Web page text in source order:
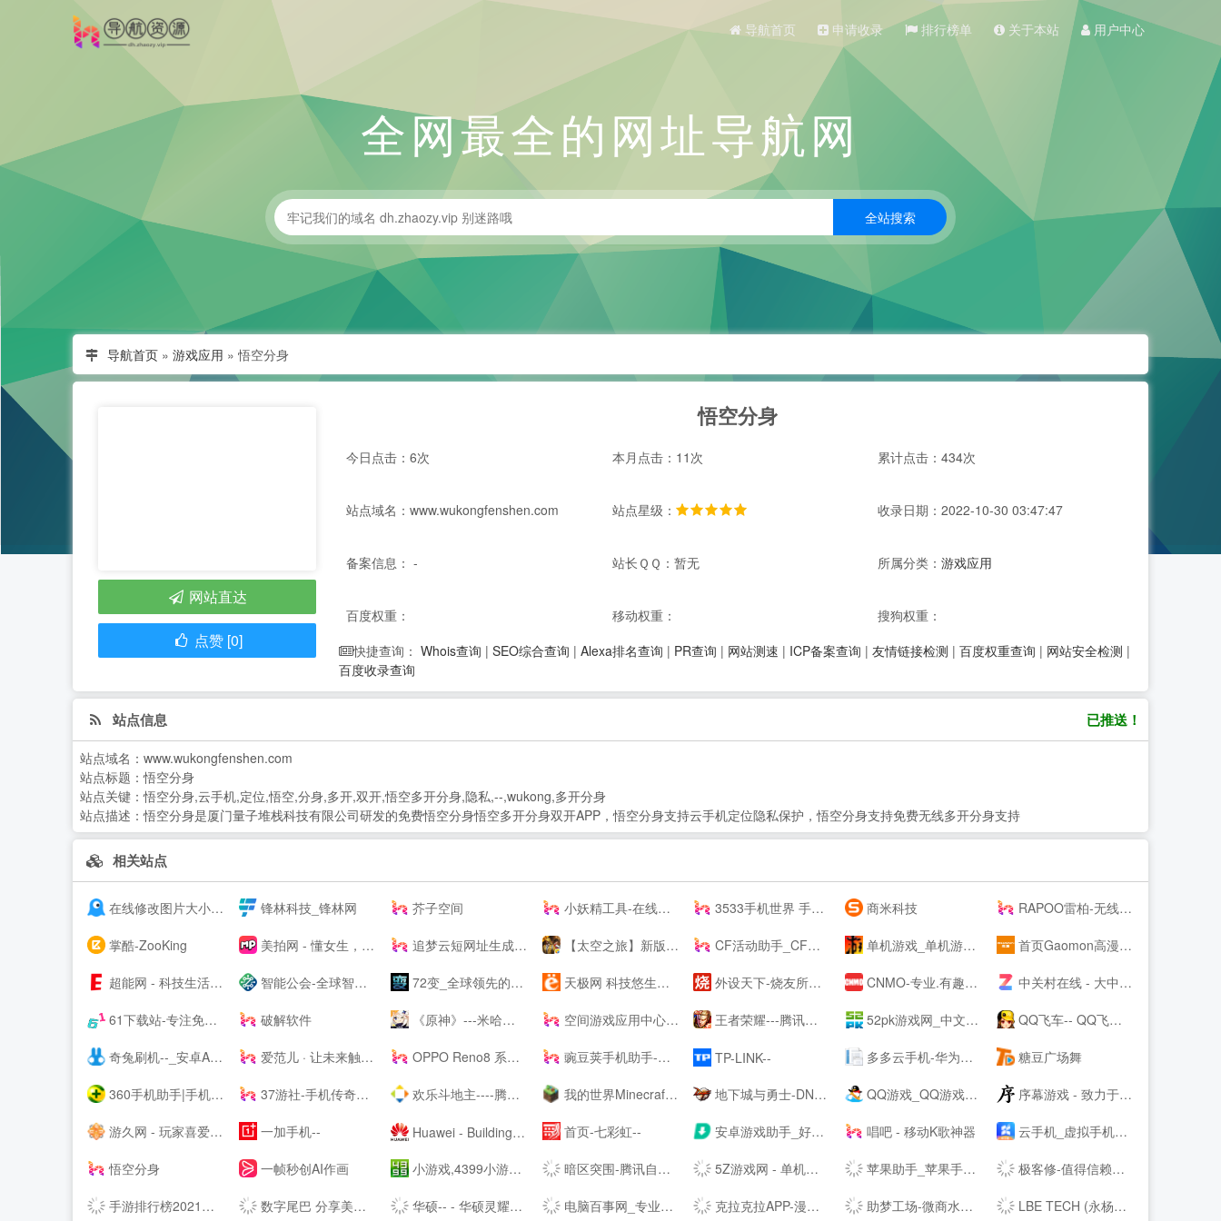
导航首页 申请收录 排行榜单 关于本站 用户中心
全网最全的网址导航网
导航首页 » 游戏应用 » 悟空分身
悟空分身
今日点击：6次 本月点击：11次 累计点击：434次
站点域名：www.wukongfenshen.com 站点星级： 收录日期：2022-10-30 03:47:47
备案信息： - 站长ＱＱ：暂无 所属分类：游戏应用
百度权重： 移动权重： 搜狗权重：
快捷查询： Whois查询 | SEO综合查询 | Alexa排名查询 | PR查询 | 网站测速 | ICP备案查询 | 友情链接检测 | 百度权重查询 | 网站安全检测 |
百度收录查询
网站直达
点赞 [0]
站点信息 已推送！
站点域名： www.wukongfenshen.com
站点标题：悟空分身
站点关键：悟空分身,云手机,定位,悟空,分身,多开,双开,悟空多开分身,隐私,--,wukong,多开分身
站点描述：悟空分身是厦门量子堆栈科技有限公司研发的免费悟空分身悟空多开分身双开APP，悟空分身支持云手机定位隐私保护，悟空分身支持免费无线多开分身支持
相关站点
在线修改图片大小尺寸；免费抠图照片处理工具 - 改图神器 锋林科技_锋林网 芥子空间 小妖精工具-在线工具箱 3533手机世界 手机改变世界 彩票开奖助手 商米科技 RAPOO雷柏-无线生活-雷柏科技
掌酷-ZooKing 美拍网 - 懂女生，更好看！ 追梦云短网址生成工具-页面跳转服务 【太空之旅】新版本爆料 - 和平精英----腾讯游戏 CF活动助手_CF装备助手_穿越火线活动一键领取 - -- 单机游戏_单机游戏下载_单机游戏门户_游侠网 首页Gaomon高漫 - 新一代数位板和数位屏，新的创作之旅
超能网 - 科技生活第一站 智能公会-全球智能产品评测资讯平台-致力于让智能走进生活 72变_全球领先的智能生活平台 天极网 科技悠生活.遇见新未来 外设天下-烧友所爱 值得信赖(WWW.WSTX.COM) CNMO-专业.有趣的科技新媒体 中关村在线 - 大中华区专业IT网站 - The --luable and professional IT business website in Greater China
61下载站-专注免费软件下载、让你安全放心的下载 破解软件 《原神》---米哈游全新开放世界 空间游戏应用中心-网页游戏|热门游戏|新游推荐 王者荣耀---腾讯游戏 52pk游戏网_中文游戏门户站 QQ飞车-- QQ飞车---腾讯游戏-竞速网游王者 突破300万同时在线
奇兔刷机--_安卓Android刷机工具_一键完美刷机_ROOT软件 爱范儿 · 让未来触手可及 OPPO Reno8 系列 - 人像，从此得「芯」应手 | OPPO -- 豌豆荚手机助手-海量安卓APP应用与游戏免费下载 TP-LINK-- 多多云手机-华为云应用平台-你的另一台虚拟云端手机 糖豆广场舞
360手机助手|手机软件下载|手机游戏下载|安卓软件|安卓游戏|Android手机应用|手机主题壁纸下载|手机视频电影电视剧下载|手机小说杂志下载 37游社-手机传奇类游戏下载-手机游戏排行榜-安卓游戏下载-免费iOS手游排行榜-游戏攻略网-手机应用下载 欢乐斗地主----腾讯游戏 我的世界Minecraft中国版--——你想玩的，这里都有 地下城与勇士-DNF----腾讯游戏-格斗网游王者之作,500万同时在线 QQ游戏_QQ游戏大全_游戏下载_QQ游戏-- 序幕游戏 - 致力于打造一个绝对绿色，安全，简洁的单机游戏爱好者聚集地
游久网 - 玩家喜爱的网络游戏资讯门户 - www.uuu9.com 一加手机-- Huawei - Building a Fully Connected, Intelligent World 首页-七彩虹-- 安卓游戏助手_好玩的安卓游戏免费下载-骑士助手-- 唱吧 - 移动K歌神器 云手机_虚拟手机_手机模拟器-双子星
悟空分身 一帧秒创AI作画 小游戏,4399小游戏,小游戏大全,双人小游戏大全 - www.4399.com 暗区突围-腾讯自研真硬核射击手游---腾讯游戏 5Z游戏网 - 单机游戏_单机游戏下载_单机游戏门户 苹果助手_苹果手机助手_同步网络官方下载 极客修-值得信赖的上门维修平台|手机维修|电脑维修|家电维修清洗
手游排行榜2021前十名_热门好玩的手游推荐_最新手机游戏APP下载 - 续航之家 数字尾巴 分享美好数字生活 华硕-- - 华硕灵耀X双屏Pro 2022新品上市,12期免息,晒单好礼! 电脑百事网_专业的IT技术网站 关注手机、电脑、科技 克拉克拉APP-漫播APP-声咚APP-克拉克拉---漫播---声咚---克拉克拉直播-漫播广播剧-声咚问答匹配 助梦工场-微商水印相机，微脉圈，微脉输入法 LBE TECH (永杨安风) - 全球安卓技术先锋